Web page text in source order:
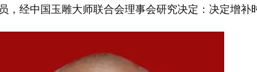
经中国玉雕大师联合会理事会研究决定：决定增补